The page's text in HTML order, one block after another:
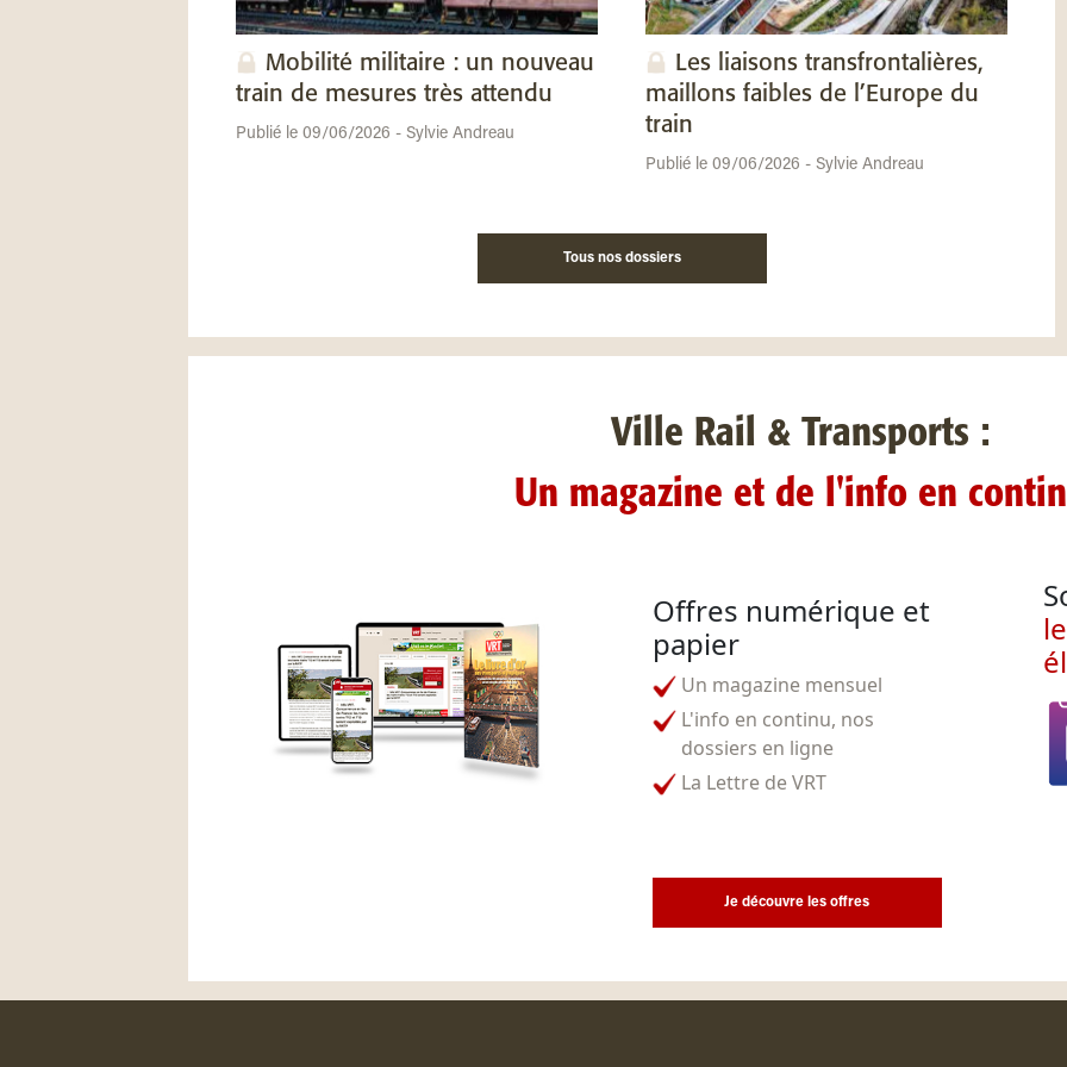
Mobilité militaire : un nouveau
train de mesures très attendu
Publié le 09/06/2026 - Sylvie Andreau
Les liaisons transfrontalières,
maillons faibles de l’Europe du
train
Publié le 09/06/2026 - Sylvie Andreau
Tous nos dossiers
Ville Rail & Transports :
Un magazine et de l'info en
Offres numérique et
papier
Un magazine mensuel
L'info en continu, nos
dossiers en ligne
La Lettre de VRT
Je découvre les offres